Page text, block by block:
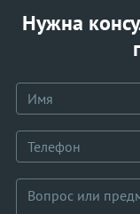
Нужна